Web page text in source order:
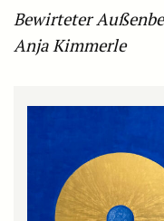
Bewirteter
Anja Kimmerle